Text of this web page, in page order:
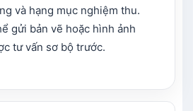
và hạng mục nghiệm thu.
gửi bản vẽ hoặc hình ảnh
tư vấn sơ bộ trước.